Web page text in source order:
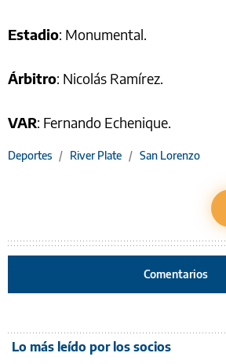
Estadio: Monumental.
Árbitro: Nicolás Ramírez.
VAR: Fernando Echenique.
Deportes / River Plate / San Lorenzo
Comentarios
Lo más leído por los socios